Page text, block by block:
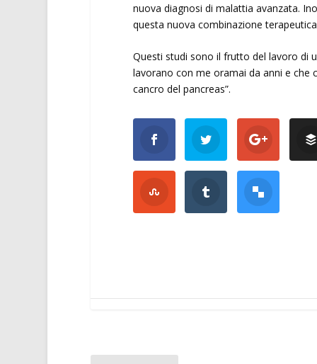
nuova diagnosi di malattia avanzata.
questa nuova combinazione
Questi studi sono il frutto del lavoro di
lavorano con me oramai da anni e
cancro del pancreas”.